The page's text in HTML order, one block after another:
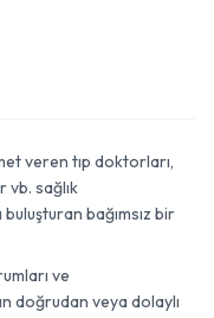
veren tıp doktorları,
sağlık
bağımsız bir
ve
doğrudan veya dolaylı